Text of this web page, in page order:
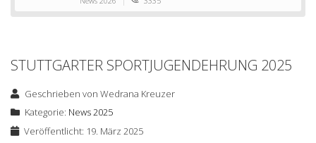
STUTTGARTER SPORTJUGENDEHRUNG 2025
Geschrieben vonWedrana Kreuzer
Kategorie: News 2025
Veröffentlicht: 19. März 2025